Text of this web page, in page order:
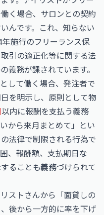
く場合、サロンとの契約
んです。これ、知らない
施行のフリーランス保
引の適正化等に関する法
義務が課されています。
して働く場合、発注者で
を明示し、原則として物
以内に報酬を支払う義務
から来月まとめて」とい
法律で制限される行為で
、報酬額、支払期日な
ることも義務づけられて
ストさんから「面貸しの
後から一方的に率を下げ